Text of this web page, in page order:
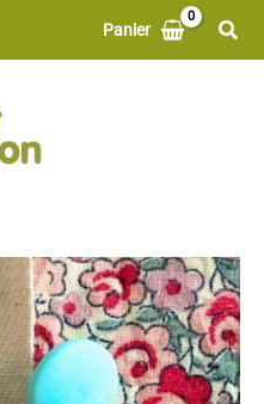
Panier